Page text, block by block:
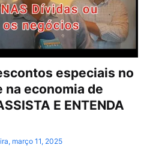
especiais no
na economia de
E ENTENDA
março 11, 2025